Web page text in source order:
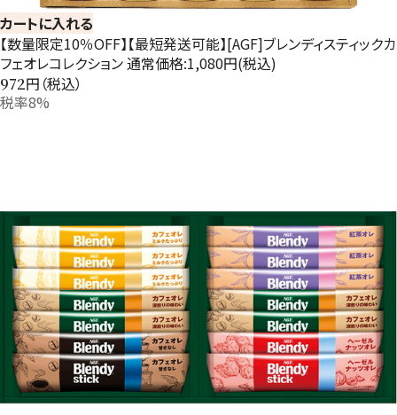
カートに入れる
【数量限定10％OFF】【最短発送可能】[AGF]ブレンディスティックカ
フェオレコレクション 通常価格:1,080円(税込)
972円（税込）
税率8%